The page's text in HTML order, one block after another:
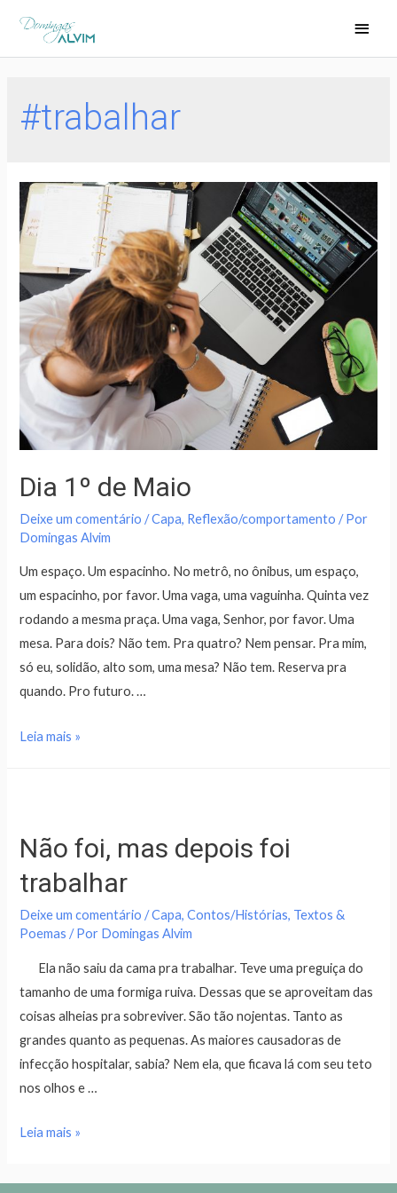
#trabalhar
Dia 1º de Maio
Deixe um comentário /Capa, Reflexão/comportamento / Por
Domingas Alvim
Um espaço. Um espacinho. No metrô, no ônibus, um espaço,
um espacinho, por favor. Uma vaga, uma vaguinha. Quinta vez
rodando a mesma praça. Uma vaga, Senhor, por favor. Uma
mesa. Para dois? Não tem. Pra quatro? Nem pensar. Pra mim,
só eu, solidão, alto som, uma mesa? Não tem. Reserva pra
quando. Pro futuro. …
Leia mais »
Não foi, mas depois foi
trabalhar
Deixe um comentário /Capa,Contos/Histórias, Textos &
Poemas / Por Domingas Alvim
Ela não saiu da cama pra trabalhar. Teve uma preguiça do
tamanho de uma formiga ruiva. Dessas que se aproveitam das
coisas alheias pra sobreviver. São tão nojentas. Tanto as
grandes quanto as pequenas. As maiores causadoras de
infecção hospitalar, sabia? Nem ela, que ficava lá com seu teto
nos olhos e …
Leia mais »